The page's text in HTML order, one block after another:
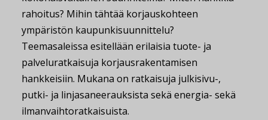
rahoitus? Mihin tähtää korjauskohteen
ympäristön kaupunkisuunnittelu?
Teemasaleissa esitellään erilaisia tuote- ja
palveluratkaisuja korjausrakentamisen
hankkeisiin. Mukana on ratkaisuja julkisivu-,
putki- ja linjasaneerauksista sekä energia- sekä
ilmanvaihtoratkaisuista.